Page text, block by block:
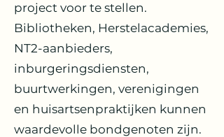
project voor te stellen.
Bibliotheken, Herstelacademies,
NT2-aanbieders,
inburgeringsdiensten,
buurtwerkingen, verenigingen
en huisartsenpraktijken kunnen
waardevolle bondgenoten zijn.